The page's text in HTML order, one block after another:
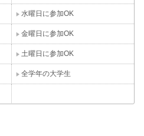
水曜日に参加OK
金曜日に参加OK
土曜日に参加OK
全学年の大学生